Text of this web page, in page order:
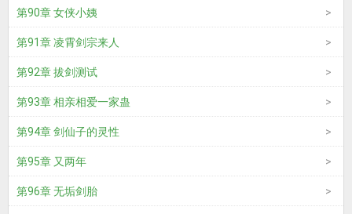
第90章 女侠小姨
第91章 凌霄剑宗来人
第92章 拔剑测试
第93章 相亲相爱一家蛊
第94章 剑仙子的灵性
第95章 又两年
第96章 无垢剑胎